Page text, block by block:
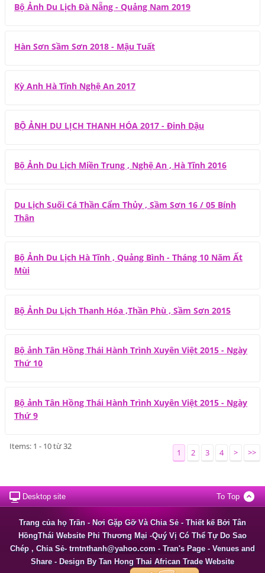
Bộ Ảnh Du Lịch Đà Nẵng - Quảng Nam 2019
Hàn Sơn Sầm Sơn 2018 - Mậu Tuất
Kỳ Anh Hà Tĩnh Nghệ An 2017
BỘ ẢNH DU LỊCH THANH HÓA 2017 - Đinh Dậu
Bộ Ảnh Du Lịch Miền Trung , Nghệ An , Hà Tĩnh 2016
Du Lịch Suối Cá Thần Cẩm Thủy , Sầm Sơn 16 / 05 Bính
Thân
Bộ Ảnh Du Lịch Hà Tĩnh , Quảng Bình - Tháng 10 Năm Ất
Mùi
Bộ Ảnh Du Lịch Thanh Hóa ,Thần Phù , Sầm Sơn 2015
Bộ ảnh Tân Hồng Thái Hành Trình Xuyên Việt 2015 - Ngày
Thứ 10
Bộ ảnh Tân Hồng Thái Hành Trình Xuyên Việt 2015 - Ngày
Thứ 9
Items: 1 - 10 từ 32
1 2 3 4 > >>
Desktop site To Top
Trang của họ Trần - Nơi Gặp Gỡ Và Chia Sẻ - Thiết kế Bởi Tân
HồngThái Website Phi Thương Mại -Quý Vị Có Thể Tự Do Sao
Chép , Chia Sẻ- trntnthanh@yahoo.com - Tran's Page - Venues and
Share - Design By Tan Hong Thai African Trade Website